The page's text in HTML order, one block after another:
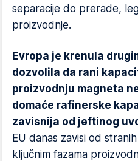
separacije do prerade,
proizvodnje.
Evropa je krenula
dozvolila da rani
proizvodnju magneta
domaće rafinerske
zavisnija od jeftinog
EU danas zavisi od
ključnim fazama